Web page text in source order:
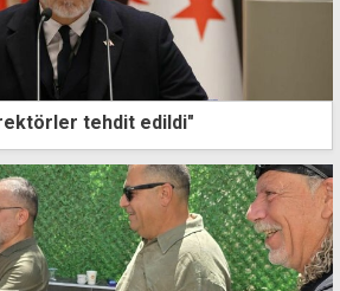
rektörler tehdit edildi"